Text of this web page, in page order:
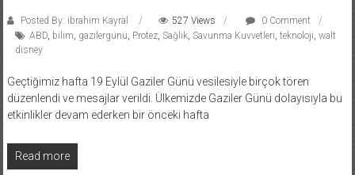
Posted By: ibrahim Kayral 527 Views
0 Comment
ABD, bilim, gazilergünü, Protez, Sağlık, Savunma Kuvvetleri, teknoloji, walt
disney
Geçtiğimiz hafta 19 Eylül Gaziler Günü vesilesiyle birçok tören
düzenlendi ve mesajlar verildi. Ülkemizde Gaziler Günü dolayısıyla bu
etkinlikler devam ederken bir önceki hafta
Read more